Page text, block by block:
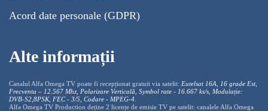
Acord date personale (GDPR)
Alte informații
Canalul Alfa Omega TV poate fi recepționat gratuit via satelit: Eutelsat 16A, 16 grade Est,
Frecventa – 12.567 Mhz, Polarizare Verticală, Symbol rate - 16.667 ks/s, Modulație:
DVB-S2,8PSK, FEC - 3/5, Codare - MPEG-4
Alfa Omega TV Production deține 2 licențe de emisie TV pe satelit: canalele Alfa Omega